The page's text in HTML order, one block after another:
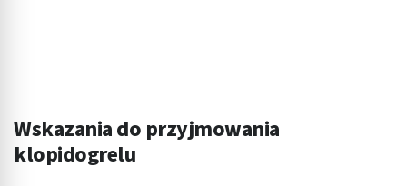
Wskazania do przyjmowania
klopidogrelu